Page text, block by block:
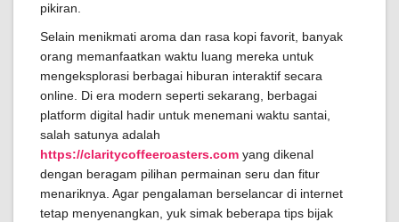
pikiran.
Selain menikmati aroma dan rasa kopi favorit, banyak
orang memanfaatkan waktu luang mereka untuk
mengeksplorasi berbagai hiburan interaktif secara
online. Di era modern seperti sekarang, berbagai
platform digital hadir untuk menemani waktu santai,
salah satunya adalah
https://claritycoffeeroasters.com yang dikenal
dengan beragam pilihan permainan seru dan fitur
menariknya. Agar pengalaman berselancar di internet
tetap menyenangkan, yuk simak beberapa tips bijak